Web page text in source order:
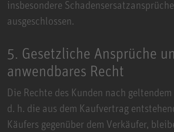
insbesondere
ausgeschlossen.
5. Gesetzliche Ansprüche
anwendbares Recht
Die Rechte des Kunden nach
d. h. die aus dem Kaufvertrag
Käufers gegenüber dem Verkäufer,